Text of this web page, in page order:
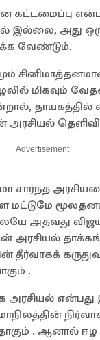
கட்டமைப்பு
இல்லை, அது
வேண்டும்.
மிகவும்
தாயகத்தில்
அரசியல்
Advertisement
சார்ந்த
மட்டுமே
அதவது
அரசியல்
தீர்வாகக்
.
என்பது
. ஆனால்